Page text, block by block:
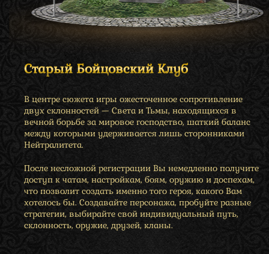
Старый Бойцовский Клуб
В центре сюжета игры ожесточенное сопротивление
двух склонностей — Света и Тьмы, находящихся в
вечной борьбе за мировое господство, шаткий баланс
между которыми удерживается лишь сторонниками
Нейтралитета.
После несложной регистрации Вы немедленно получите
доступ к чатам, настройкам, боям, оружию и доспехам,
что позволит создать именно того героя, какого Вам
хотелось бы. Создавайте персонажа, пробуйте разные
стратегии, выбирайте свой индивидуальный путь,
склонность, оружие, друзей, кланы.